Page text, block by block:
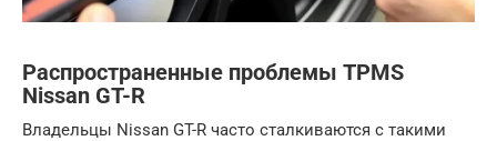
Распространенные проблемы TPMS
Nissan GT-R
Владельцы Nissan GT-R часто сталкиваются с такими